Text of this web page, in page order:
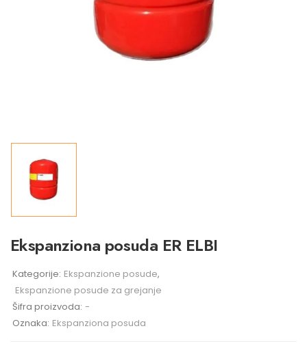
Ekspanziona posuda ER ELBI
Kategorije: Ekspanzione posude,
Ekspanzione posude za grejanje
Šifra proizvoda: -
Oznaka: Ekspanziona posuda